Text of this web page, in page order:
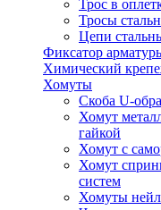
Трос в
Тросы
Цепи
Фиксатор
Химический
Хомуты
Скоба U-
Хомут
гайкой
Хомут с
Хомут
систем
Хомуты